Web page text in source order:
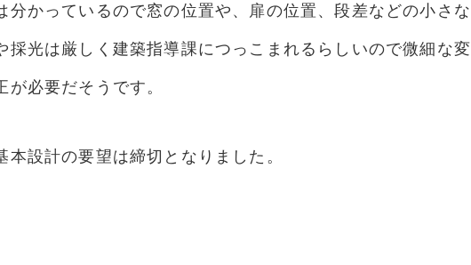
分かっているので窓の位置や、扉の位置、段差などの小さな
採光は厳しく建築指導課につっこまれるらしいので微細な変
必要だそうです。
設計の要望は締切となりました。